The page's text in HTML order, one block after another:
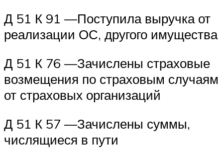
Д 51 К 91 —Поступила выручка от
реализации ОС, другого имущества
Д 51 К 76 —Зачислены страховые
возмещения по страховым случаям
от страховых организаций
Д 51 К 57 —Зачислены суммы,
числящиеся в пути